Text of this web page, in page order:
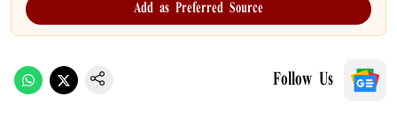
Add as Preferred Source
Follow Us